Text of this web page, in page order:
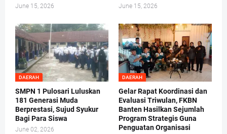
June 15, 2026 June 15, 2026
DAERAH
SMPN 1 Pulosari Luluskan
181 Generasi Muda
Berprestasi, Sujud Syukur
Bagi Para Siswa
June 02, 2026
DAERAH
Gelar Rapat Koordinasi dan
Evaluasi Triwulan, FKBN
Banten Hasilkan Sejumlah
Program Strategis Guna
Penguatan Organisasi